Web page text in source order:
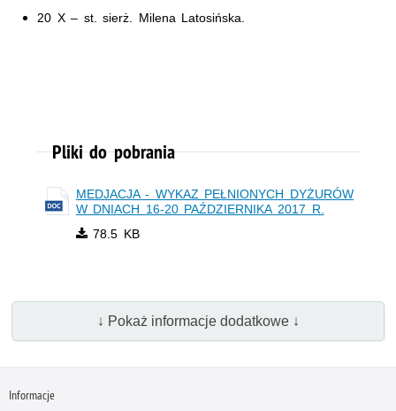
20 X – st. sierż. Milena Latosińska.
Pliki do pobrania
MEDJACJA - WYKAZ PEŁNIONYCH DYŻURÓW
W DNIACH 16-20 PAŹDZIERNIKA 2017 R.
78.5 KB
↓ Pokaż informacje dodatkowe ↓
Informacje